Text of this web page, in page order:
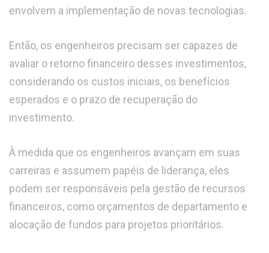
envolvem a implementação de novas tecnologias.
Então, os engenheiros precisam ser capazes de
avaliar o retorno financeiro desses investimentos,
considerando os custos iniciais, os benefícios
esperados e o prazo de recuperação do
investimento.
À medida que os engenheiros avançam em suas
carreiras e assumem papéis de liderança, eles
podem ser responsáveis pela gestão de recursos
financeiros, como orçamentos de departamento e
alocação de fundos para projetos prioritários.